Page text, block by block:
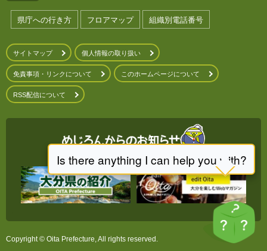
県庁への行き方 フロアマップ 組織別電話番号
サイトマップ 個人情報の取り扱い
免責事項・リンクについて このホームページについて
RSS配信について
Copyright © Oita Prefecture, All rights reserved.